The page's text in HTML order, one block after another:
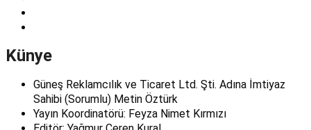
Künye
Güneş Reklamcılık ve Ticaret Ltd. Şti. Adına İmtiyaz
Sahibi (Sorumlu) Metin Öztürk
Yayın Koordinatörü: Feyza Nimet Kırmızı